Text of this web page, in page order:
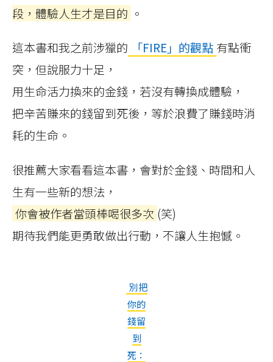
段，體驗人生才是目的 。
這本書和我之前涉獵的 「FIRE」的觀點 有點衝
突，但說服力十足，
用生命活力換來的金錢，若沒有轉換成體驗，
把辛苦賺來的錢留到死後，等於浪費了賺錢時消
耗的生命。
很推薦大家看看這本書，會對於金錢、時間和人
生有一些新的想法，
你會被作者當頭棒喝很多次 (笑)
期待我們能更勇敢做出行動，不讓人生抱憾。
別把
你的
錢留
到
死：